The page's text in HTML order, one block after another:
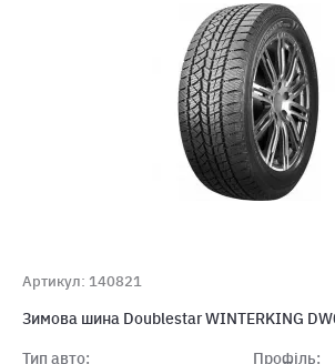
Артикул: 140821
Зимова шина Doublestar WINTERKING
Тип авто:
Профіль: